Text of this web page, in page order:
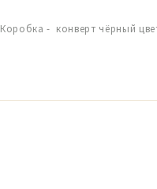
Коробка - конверт чёрный